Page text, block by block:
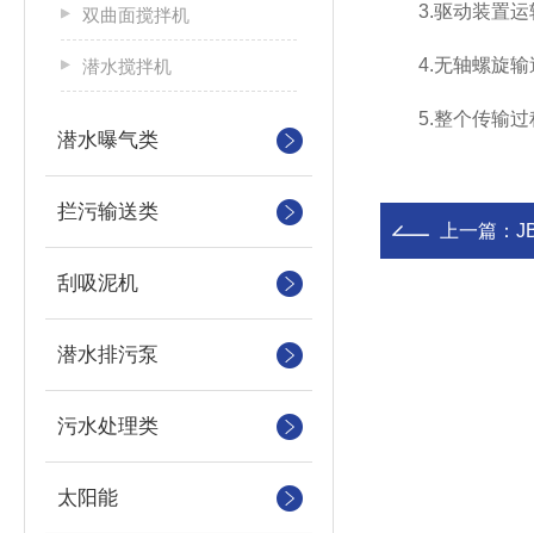
双曲面搅拌机
潜水搅拌机
潜水曝气类
拦污输送类
刮吸泥机
潜水排污泵
污水处理类
太阳能
3.驱动装置运转
4.无轴螺旋输送
5.整个传输过程
上一篇：